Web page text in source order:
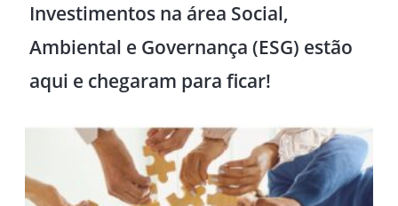
Investimentos na área Social,
Ambiental e Governança (ESG) estão
aqui e chegaram para ficar!